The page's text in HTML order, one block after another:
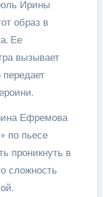
Ирины
образ в
Ее
вызывает
Ефремова
по пьесе
проникнуть в
сложность